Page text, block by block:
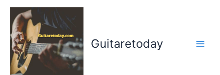
Aller
contenu
Guitaretoday